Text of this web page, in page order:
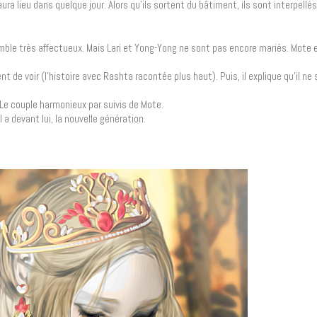
lieu dans quelque jour. Alors qu’ils sortent du bâtiment, ils sont
très affectueux. Mais Lari et Yong-Yong ne sont pas encore mariés. Mote
de voir (l’histoire avec Rashta racontée plus haut). Puis, il explique qu’il ne
couple harmonieux par suivis de Mote.
devant lui, la nouvelle génération.